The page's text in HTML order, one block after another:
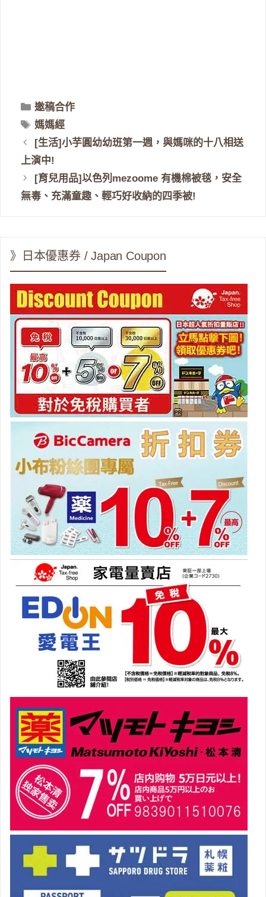
分
類
邀稿合作
標
籤
媽媽經
[生活]小芋圓幼幼班第一週，與媽咪的十八相送
上演中!
[育兒用品]以色列mezoome 有機棉被毯，安全
無毒、充滿童趣、輕巧好收納的四季被!
》日本優惠券 / Japan Coupon